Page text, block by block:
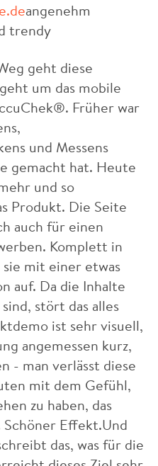
angenehm
trendy
geht diese
um das mobile
Früher war
und Messens
gemacht hat. Heute
und so
Produkt. Die Seite
auch für einen
Komplett in
mit einer etwas
auf. Da die Inhalte
stört das alles
ist sehr visuell,
angemessen kurz,
- man verlässt diese
mit dem Gefühl,
zu haben, das
Effekt.Und
das, was für die